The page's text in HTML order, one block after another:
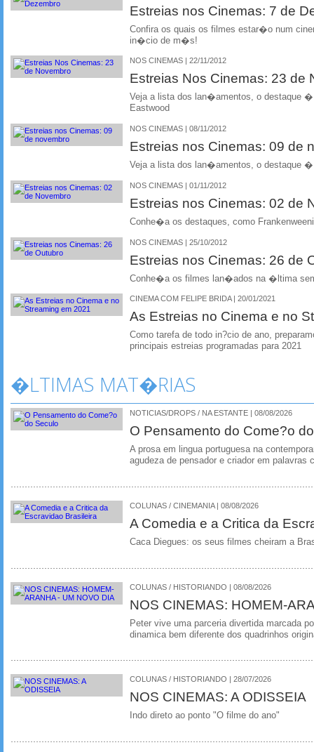
Estreias nos Cinemas: 7 de
Confira os quais os filmes estar�o num
in�cio de m�s!
NOS CINEMAS | 22/11/2012
Estreias Nos Cinemas: 23 de
Veja a lista dos lan�amentos, o destaque
Eastwood
NOS CINEMAS | 08/11/2012
Estreias nos Cinemas: 09 de
Veja a lista dos lan�amentos, o destaque
NOS CINEMAS | 01/11/2012
Estreias nos Cinemas: 02 de
Conhe�a os destaques, como
NOS CINEMAS | 25/10/2012
Estreias nos Cinemas: 26 de
Conhe�a os filmes lan�ados na �ltima
CINEMA COM FELIPE BRIDA | 20/01/2021
As Estreias no Cinema e no
Como tarefa de todo in?cio de ano,
principais estreias programadas para 2021
�LTIMAS MAT�RIAS
NOTICIAS/DROPS / NA ESTANTE | 08/08/2026
O Pensamento do Come?o
A prosa em lingua portuguesa na
agudeza de pensador e criador em palavras
COLUNAS / CINEMANIA | 08/08/2026
A Comedia e a Critica da
Caca Diegues: os seus filmes cheiram a
COLUNAS / HISTORIANDO | 08/08/2026
NOS CINEMAS: HOMEM-
Peter vive uma parceria divertida marcada
dinamica bem diferente dos quadrinhos
COLUNAS / HISTORIANDO | 28/07/2026
NOS CINEMAS: A ODISSEIA
Indo direto ao ponto "O filme do ano"